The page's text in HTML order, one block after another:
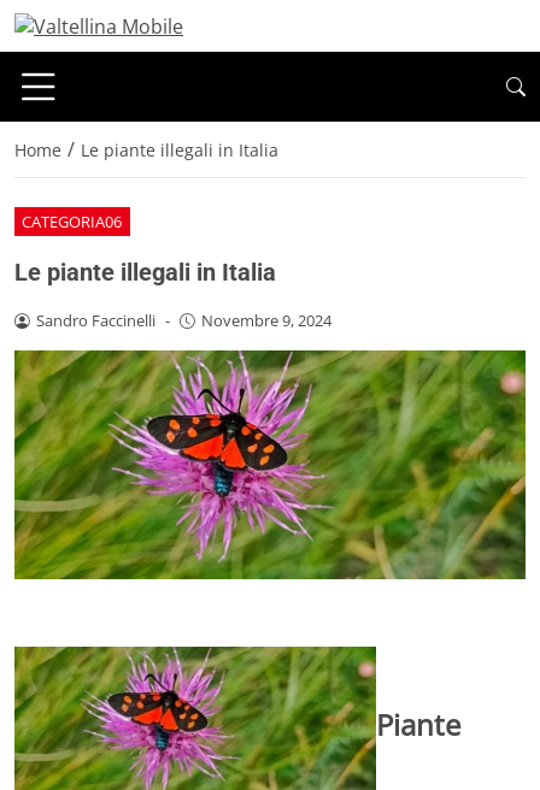
Home / Le piante illegali in Italia
CATEGORIA06
Le piante illegali in Italia
Sandro Faccinelli - Novembre 9, 2024
Piante